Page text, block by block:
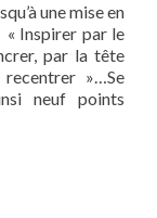
une mise en
Inspirer par le
par la tête
»…Se
neuf points